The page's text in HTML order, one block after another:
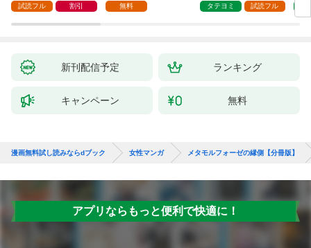
試読フル 割引 無料 タテヨミ 試読フル
新刊配信予定 ランキング
キャンペーン 無料
漫画無料試し読みならdブック 女性マンガ メタモルフォーゼの縁側【分冊版】
アプリならもっと便利で快適に！